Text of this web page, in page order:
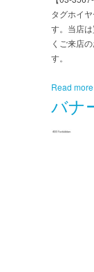
タグホイ
す。当店
くご来店
す。
Read more
バナ